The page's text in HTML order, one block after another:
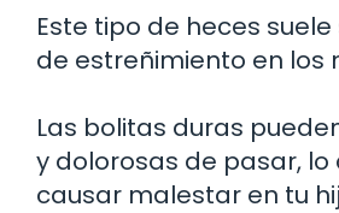
Este tipo de heces
de estreñimiento en los
Las bolitas duras
y dolorosas de pasar, lo
causar malestar en tu